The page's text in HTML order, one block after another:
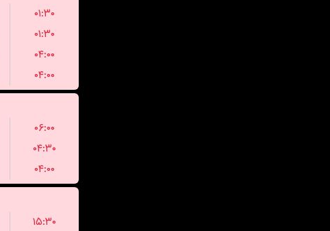
۰۱:۳۰
۰۱:۳۰
۰۴:۰۰
۰۴:۰۰
۰۶:۰۰
۰۴:۳۰
۰۴:۰۰
۱۵:۳۰